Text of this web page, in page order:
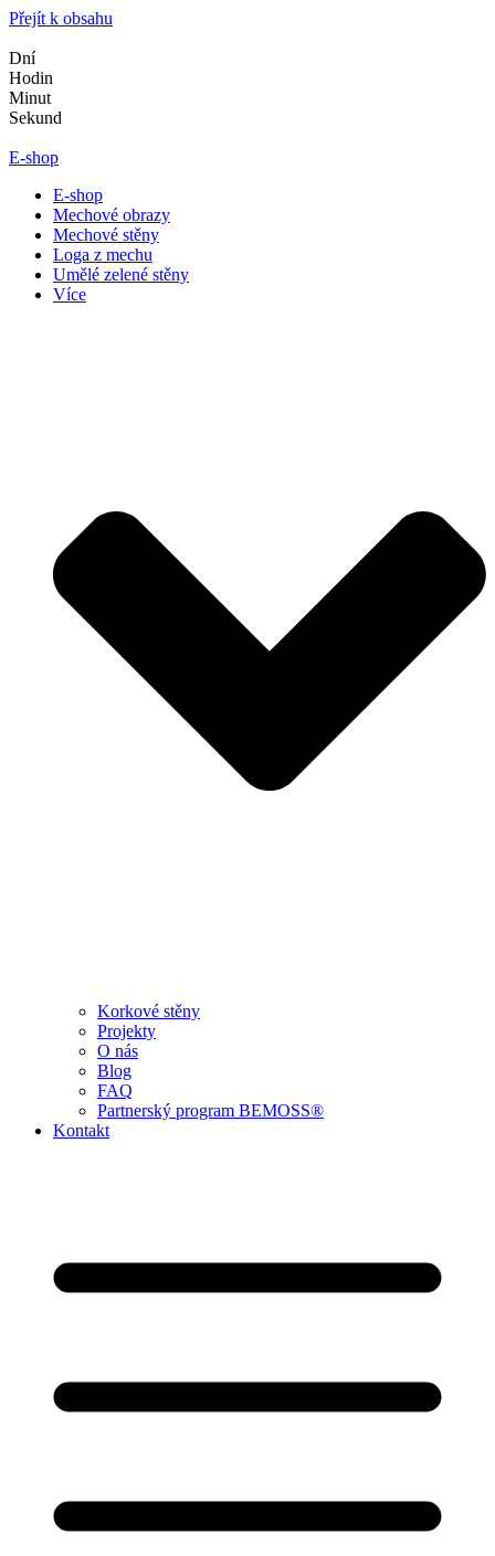
Přejít k obsahu
Dní
Hodin
Minut
Sekund
E-shop
E-shop
Mechové obrazy
Mechové stěny
Loga z mechu
Umělé zelené stěny
Více
Korkové stěny
Projekty
O nás
Blog
FAQ
Partnerský program BEMOSS®
Kontakt